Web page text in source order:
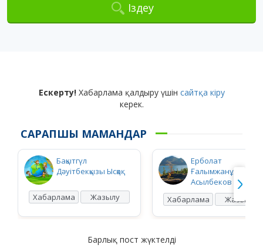
Іздеу
Ескерту!Хабарлама қалдыру үшін сайтқа кіру
керек.
САРАПШЫ МАМАНДАР
Бақытгүл
Дәуітбекқызы Ысқақ
Хабарлама Жазылу
Ерболат
Ғалымжанұлы
Асылбеков
Хабарлама
Жазылу
Барлық пост жүктелді